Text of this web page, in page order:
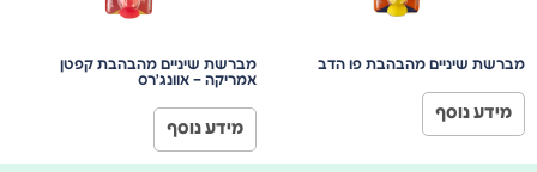
מברשת שיניים מהבהבת פו הדב
מידע נוסף
מברשת שיניים מהבהבת קפטן
אמריקה – אוונג׳רס
מידע נוסף